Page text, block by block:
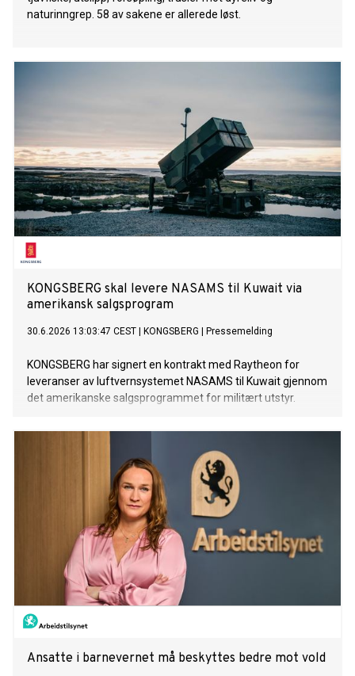
naturinngrep. 58 av sakene er allerede løst.
KONGSBERG skal levere NASAMS til Kuwait via
amerikansk salgsprogram
30.6.2026 13:03:47 CEST KONGSBERG Pressemelding
KONGSBERG har signert en kontrakt med Raytheon for
leveranser av luftvernsystemet NASAMS til Kuwait gjennom
det amerikanske salgsprogrammet for militært utstyr.
Ansatte i barnevernet må beskyttes bedre mot vold